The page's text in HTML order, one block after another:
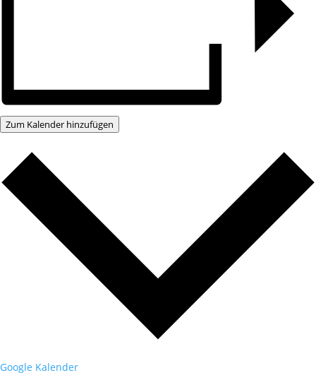
Zum Kalender hinzufügen
Google Kalender